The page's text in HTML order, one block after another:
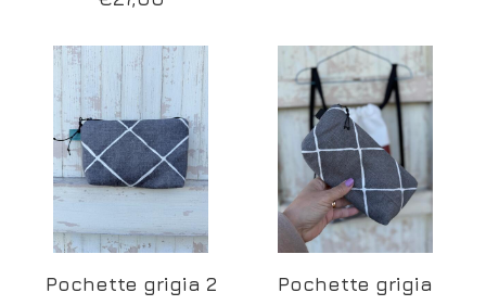
Pochette grigia 2 Pochette grigia